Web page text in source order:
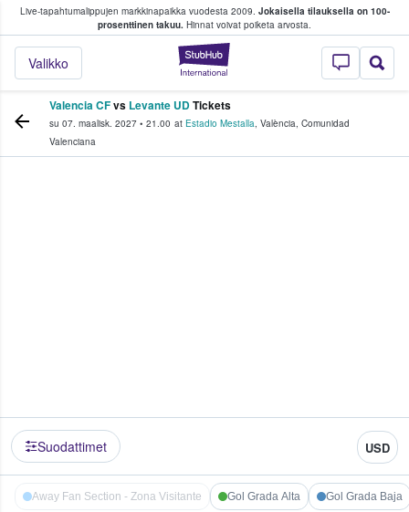
Live-tapahtumalippujen markkinapaikka vuodesta 2009. Jokaisella tilauksella on 100-
prosenttinen takuu. Hinnat voivat poiketa arvosta.
StubHub -
Valikko
fanit ostavat ja myyvät lippuja
Valencia CFvs Levante UDTickets
su 07. maalisk. 2027 • 21.00 at Estadio Mestalla, València, Comunidad
Valenciana
Suodattimet USD
Away Fan Section - Zona Visitante Gol Grada Alta Gol Grada Baja